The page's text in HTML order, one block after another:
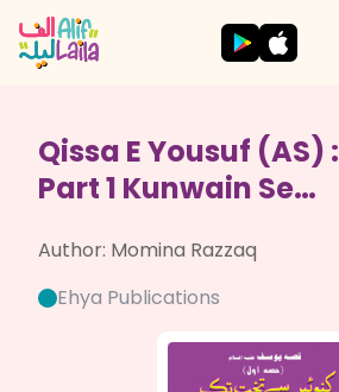
Qissa E Yousuf (AS) :
Part 1 Kunwain Se
Author: Momina Razzaq
Ehya Publications